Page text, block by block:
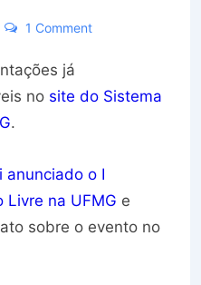
1 Comment
já
no site do Sistema
.
anunciado o I
Livre na UFMG e
sobre o evento no